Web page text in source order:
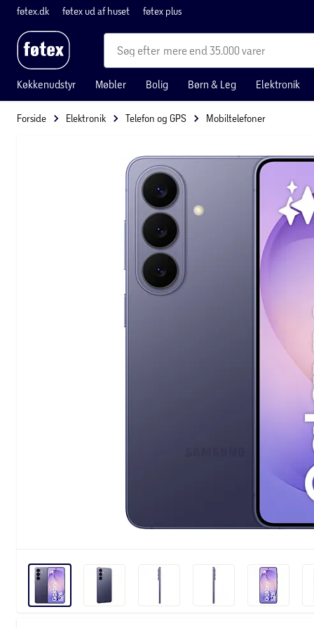
føtex.dk føtex ud af huset føtex plus
mere end 35.000 varer
Køkkenudstyr Møbler Bolig Børn & Leg Elektronik
Forside Elektronik Telefon og GPS Mobiltelefoner